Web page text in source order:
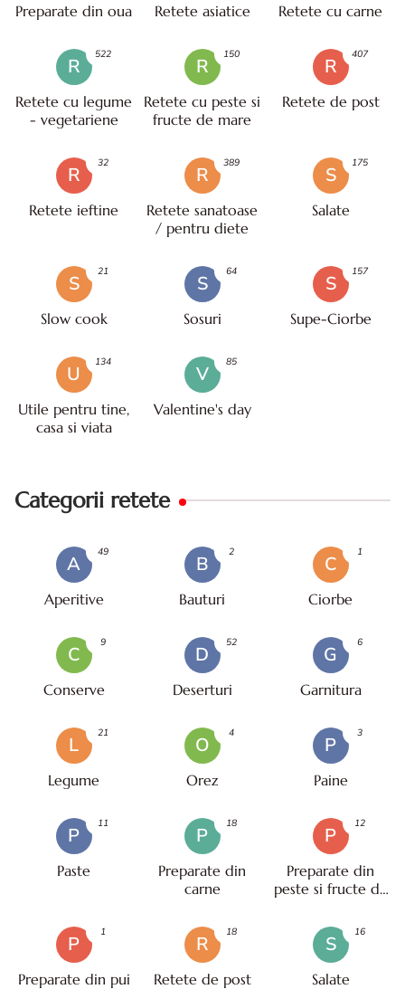
Preparate din oua Retete asiatice Retete cu carne
R
Retete cu legume
- vegetariene
522
R
Retete cu peste si
fructe de mare
150
R
Retete de post
407
R
Retete ieftine
32
R
Retete sanatoase
/ pentru diete
389
S
Salate
175
S
Slow cook
21
S
Sosuri
64
S
Supe-Ciorbe
157
U
Utile pentru tine,
casa si viata
134
V
Valentine's day
85
Categorii retete
A
Aperitive
49
B
Bauturi
2
C
Ciorbe
1
C
Conserve
9
D
Deserturi
52
G
Garnitura
6
L
Legume
21
O
Orez
4
P
Paine
3
P
Paste
11
P
Preparate din
carne
18
P
Preparate din
peste si fructe de
12
P
Preparate din pui
1
R
Retete de post
18
S
Salate
16